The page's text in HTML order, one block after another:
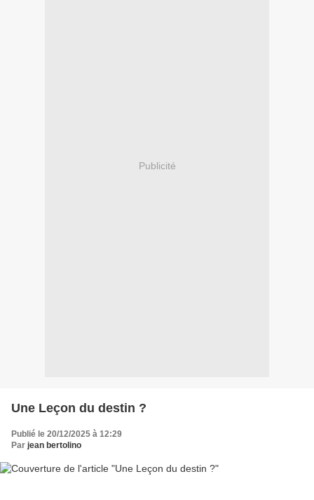
Publicité
Une Leçon du destin ?
Publié le 20/12/2025 à 12:29
Par jean bertolino